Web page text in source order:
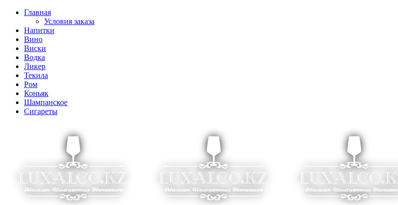
Главная
Условия заказа
Напитки
Вино
Виски
Водка
Ликер
Текила
Ром
Коньяк
Шампанское
Сигареты